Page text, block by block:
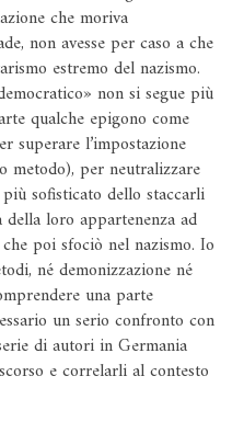
che moriva
non avesse per caso a che
estremo del nazismo.
non si segue più
qualche epigono come
superare l’impostazione
metodo), per neutralizzare
sofisticato dello staccarli
della loro appartenenza ad
poi sfociò nel nazismo. Io
né demonizzazione né
una parte
un serio confronto con
di autori in Germania
e correlarli al contesto